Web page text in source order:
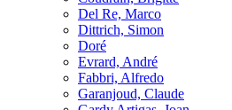
Del Re, Marco
Dittrich, Simon
Doré
Evrard, André
Fabbri, Alfredo
Garanjoud, Claude